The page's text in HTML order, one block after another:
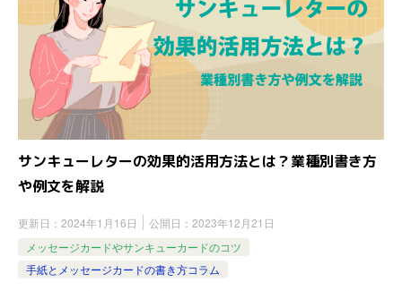
サンキューレターの効果的活用方法とは？業種別書き方
や例文を解説
更新日： 2024年1月16日 公開日： 2023年12月21日
メッセージカードやサンキューカードのコツ
手紙とメッセージカードの書き方コラム